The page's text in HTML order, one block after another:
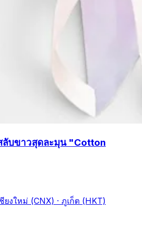
บขาวสุดละมุน "Cotton
ยงใหม่ (CNX) · ภูเก็ต (HKT)